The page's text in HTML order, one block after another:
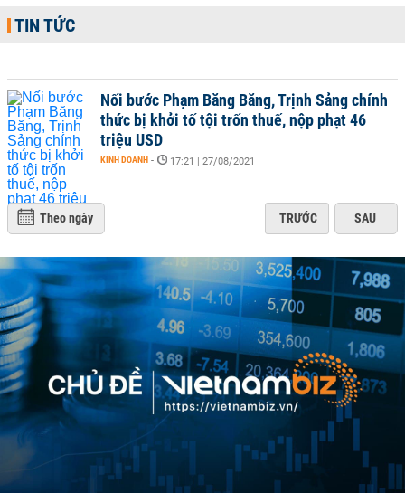
TIN TỨC
Nối bước Phạm Băng Băng, Trịnh Sảng chính
thức bị khởi tố tội trốn thuế, nộp phạt 46
triệu USD
KINH DOANH - 17:21 | 27/08/2021
Theo ngày TRƯỚC SAU